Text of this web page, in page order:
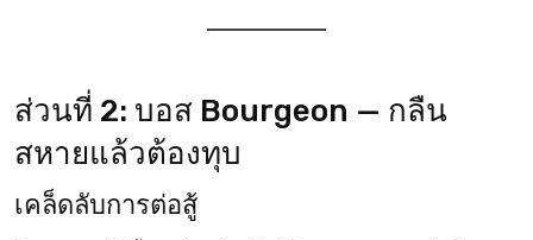
ส่วนที่ 2: บอส Bourgeon — กลืน
สหายแล้วต้องทุบ
เคล็ดลับการต่อสู้